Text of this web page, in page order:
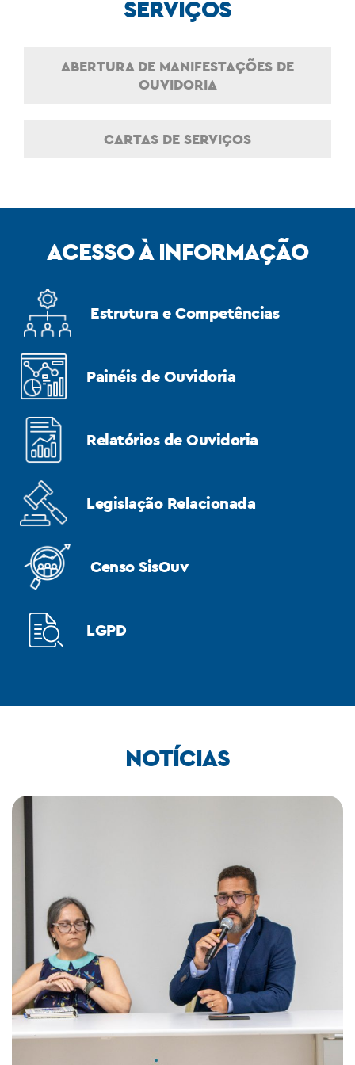
SERVIÇOS
ABERTURA DE MANIFESTAÇÕES DE
OUVIDORIA
CARTAS DE SERVIÇOS
ACESSO À INFORMAÇÃO
Estrutura e Competências
Painéis de Ouvidoria
Relatórios de Ouvidoria
Legislação Relacionada
Censo SisOuv
LGPD
NOTÍCIAS